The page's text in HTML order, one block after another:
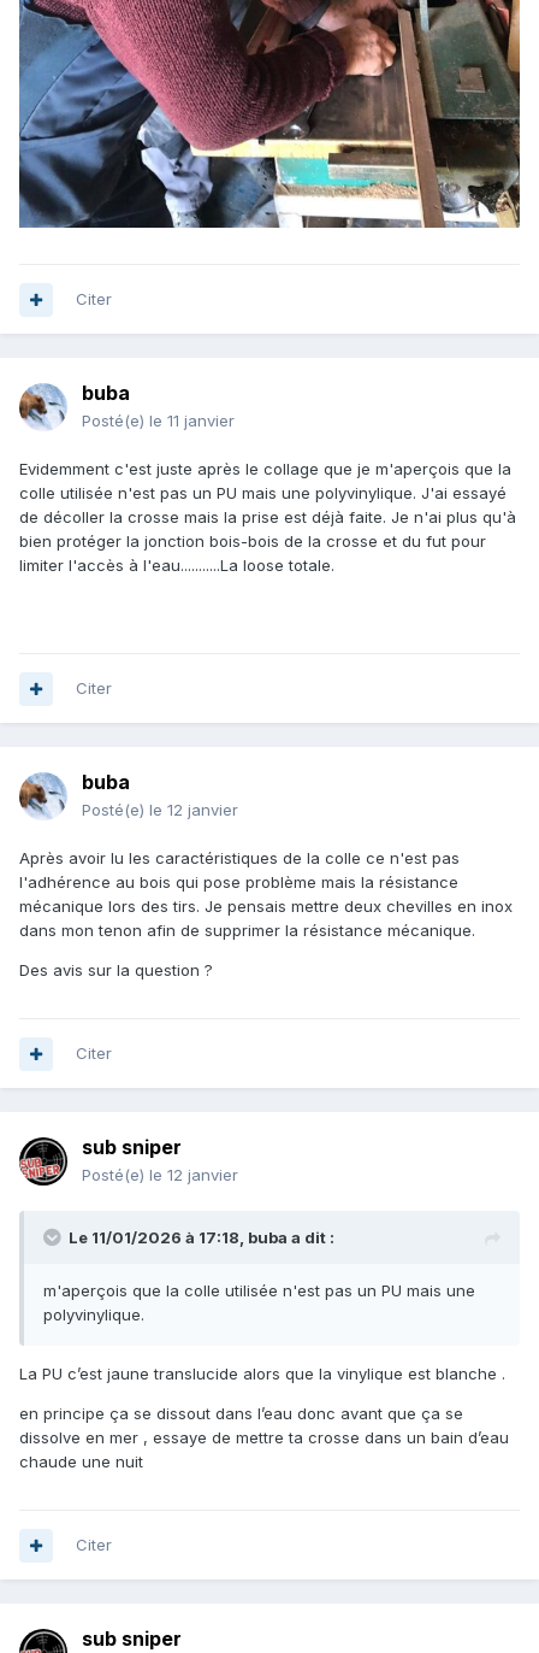
Citer
buba
Posté(e) le 11 janvier
Evidemment c'est juste après le collage que je m'aperçois que la
colle utilisée n'est pas un PU mais une polyvinylique. J'ai essayé
de décoller la crosse mais la prise est déjà faite. Je n'ai plus qu'à
bien protéger la jonction bois-bois de la crosse et du fut pour
limiter l'accès à l'eau...........La loose totale.
Citer
buba
Posté(e) le 12 janvier
Après avoir lu les caractéristiques de la colle ce n'est pas
l'adhérence au bois qui pose problème mais la résistance
mécanique lors des tirs. Je pensais mettre deux chevilles en inox
dans mon tenon afin de supprimer la résistance mécanique.
Des avis sur la question ?
Citer
sub sniper
Posté(e) le 12 janvier
Le 11/01/2026 à 17:18, buba a dit :
m'aperçois que la colle utilisée n'est pas un PU mais une
polyvinylique.
La PU c’est jaune translucide alors que la vinylique est blanche .
en principe ça se dissout dans l’eau donc avant que ça se
dissolve en mer , essaye de mettre ta crosse dans un bain d’eau
chaude une nuit
Citer
sub sniper